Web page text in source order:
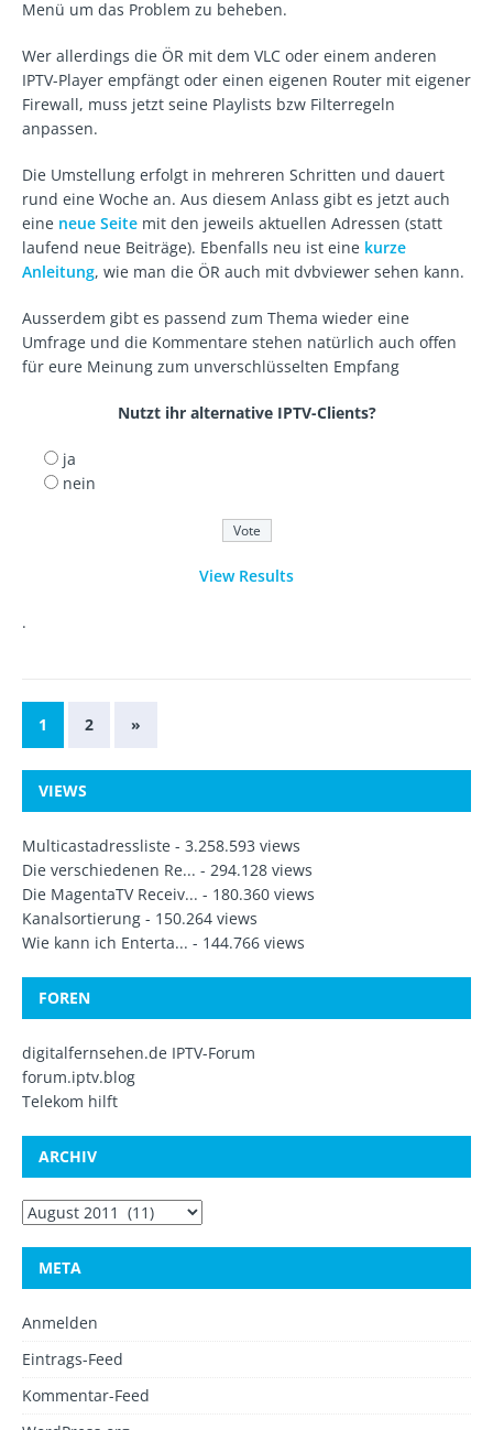
Menü um das Problem zu beheben.
Wer allerdings die ÖR mit dem VLC oder einem anderen
IPTV-Player empfängt oder einen eigenen Router mit eigener
Firewall, muss jetzt seine Playlists bzw Filterregeln
anpassen.
Die Umstellung erfolgt in mehreren Schritten und dauert
rund eine Woche an. Aus diesem Anlass gibt es jetzt auch
eine neue Seite mit den jeweils aktuellen Adressen (statt
laufend neue Beiträge). Ebenfalls neu ist eine kurze
Anleitung, wie man die ÖR auch mit dvbviewer sehen kann.
Ausserdem gibt es passend zum Thema wieder eine
Umfrage und die Kommentare stehen natürlich auch offen
für eure Meinung zum unverschlüsselten Empfang
Nutzt ihr alternative IPTV-Clients?
ja
nein
View Results
.
1 2 »
VIEWS
Multicastadressliste - 3.258.593 views
Die verschiedenen Re... - 294.128 views
Die MagentaTV Receiv... - 180.360 views
Kanalsortierung - 150.264 views
Wie kann ich Enterta... - 144.766 views
FOREN
digitalfernsehen.de IPTV-Forum
forum.iptv.blog
Telekom hilft
ARCHIV
META
Anmelden
Eintrags-Feed
Kommentar-Feed